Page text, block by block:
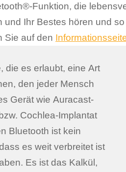
Funktion, die
Ihr Bestes hören und
Sie auf den
die es erlaubt, eine Art
den jeder Mensch
Gerät wie Auracast-
Cochlea-Implantat
Bluetooth ist kein
es weit verbreitet ist
Es ist das Kalkül,
nun auch mit
über seine Kopfhörer
Beispiele von
Es ist also z.B. in
Dauerberieselung
Im Prinzip spricht nichts
Technik nutzt,